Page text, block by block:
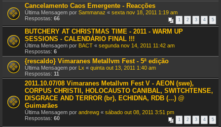
Cancelamento Caos Emergente - Reacções
Última Mensagem por Sammanaz « sexta nov 18, 2011 1:19 am
Respostas: 66 1 2 3 4 5
BUTCHERY AT CHRISTMAS TIME - 2011 - WARM UP
SESSIONS - CALENDÁRIO FINAL !!!
Última Mensagem por BACT « segunda nov 14, 2011 11:42 am
Respostas: 6
{rescaldo} Vimaranes Metallvm Fest - 5ª edição
Última Mensagem por Lx « quinta out 13, 2011 1:40 am
Respostas: 11
2011.10.07/08 Vimaranes Metallvm Fest V - AEON (swe),
CORPUS CHRISTII, HOLOCAUSTO CANIBAL, SWITCHTENSE,
DISGRACE AND TERROR (br), ECHIDNA, RDB (...) @
Guimarães
Última Mensagem por andrewg « sábado out 08, 2011 3:51 pm
Respostas: 60 1 2 3 4 5